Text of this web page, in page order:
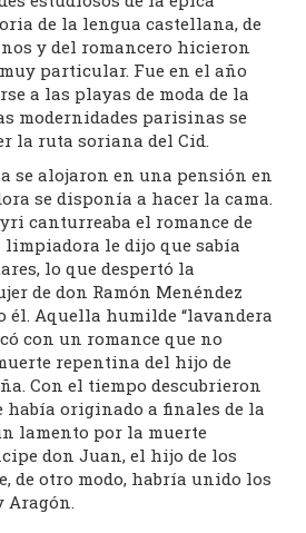
de la lengua castellana, de
y del romancero hicieron
particular. Fue en el año
a las playas de moda de la
modernidades parisinas se
la ruta soriana del Cid.
se alojaron en una pensión en
se disponía a hacer la cama.
canturreaba el romance de
limpiadora le dijo que sabía
lo que despertó la
de don Ramón Menéndez
él. Aquella humilde “lavandera
con un romance que no
repentina del hijo de
Con el tiempo descubrieron
había originado a finales de la
lamento por la muerte
don Juan, el hijo de los
de otro modo, habría unido los
Aragón.